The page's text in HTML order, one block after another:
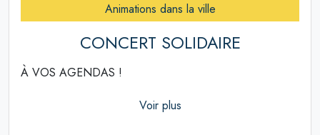
Animations dans la ville
CONCERT SOLIDAIRE
À VOS AGENDAS !
Voir plus